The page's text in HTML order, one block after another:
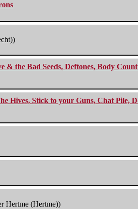
& the Bad Seeds, Deftones, Body
Hives, Stick to your Guns, Chat Pile,
Hertme (Hertme))